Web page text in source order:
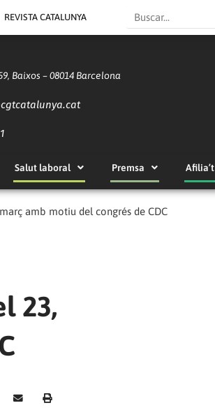
REVISTA CATALUNYA Search
Baixos – 08014 Barcelona
Salut laboral Premsa Afilia’t
amb motiu del congrés de CDC
23,